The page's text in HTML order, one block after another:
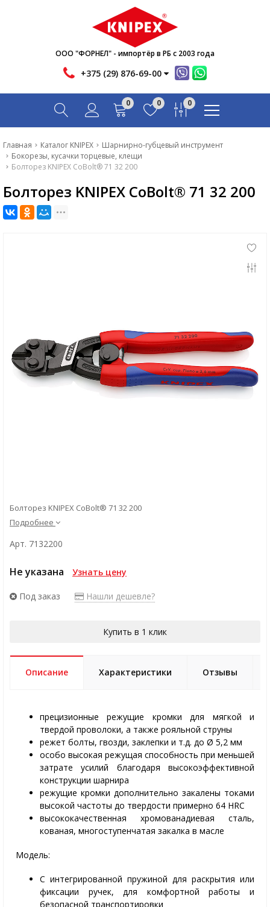
ООО "ФОРНЕЛ" - импортёр в РБ с 2003 года
+375 (29) 876-69-00
Каталог
Новости
0 0 0
Главная Каталог KNIPEX
Шарнирно-губцевый инструмент
Бокорезы, кусачки торцевые, клещи
Болторез KNIPEX CoBolt® 71 32 200
Болторез KNIPEX CoBolt® 71 32 200
Болторез KNIPEX CoBolt® 71 32 200
Подробнее
Арт. 7132200
Не указана Узнать цену
Под заказ Нашли дешевле?
Купить в 1 клик
Описание Характеристики Отзывы
прецизионные режущие кромки для мягкой и
твердой проволоки, а также рояльной струны
режет болты, гвозди, заклепки и т.д. до Ø 5,2 мм
особо высокая режущая способность при меньшей
затрате усилий благодаря высокоэффективной
конструкции шарнира
режущие кромки дополнительно закалены токами
высокой частоты до твердости примерно 64 HRC
высококачественная хромованадиевая сталь,
кованая, многоступенчатая закалка в масле
Модель:
С интегрированной пружиной для раскрытия или
фиксации ручек, для комфортной работы и
безопасной транспортировки
Новости
Акции
Инфо
Контакты
Вопрос-ответ